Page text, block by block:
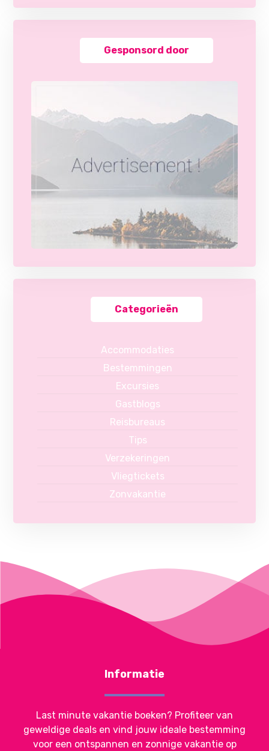
Gesponsord door
Categorieën
Accommodaties
Bestemmingen
Excursies
Gastblogs
Reisbureaus
Tips
Verzekeringen
Vliegtickets
Zonvakantie
Informatie
Last minute vakantie boeken? Profiteer van
geweldige deals en vind jouw ideale bestemming
voor een ontspannen en zonnige vakantie op